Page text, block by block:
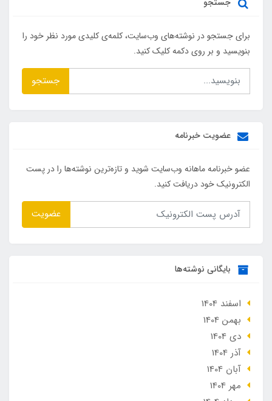
برای جستجو در نوشته‌های وب‌سایت، کلمه‌ی کلیدی مورد نظر خود را
بنویسید و بر روی دکمه کلیک کنید.
جستجو
عضویت خبرنامه
عضو خبرنامه ماهانه وب‌سایت شوید و تازه‌ترین نوشته‌ها را در پست
الکترونیک خود دریافت کنید.
عضویت
بایگانی نوشته‌ها
اسفند 1404
بهمن 1404
دی 1404
آذر 1404
آبان 1404
مهر 1404